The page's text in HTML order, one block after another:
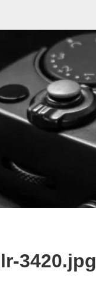
lr-3420.jpg